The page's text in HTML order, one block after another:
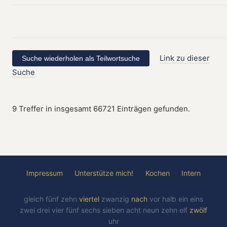
Link zu dieser
Suche
9 Treffer in insgesamt 66721 Einträgen gefunden.
Impressum Unterstütze mich! Kochen Intern
gleich fünf zehn viertel zwanzig nach vor halb ein eins
zwei drei vier fünf sechs sieben acht neun zehn elf zwölf
uhr